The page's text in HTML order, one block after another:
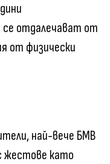
отдалечават от
от физически
най-вече БМВ
жестове като